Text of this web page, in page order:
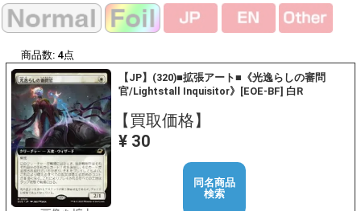
商品数: 4点
【JP】(320)■拡張アート■《光逸らしの審問
官/Lightstall Inquisitor》[EOE-BF] 白R
【買取価格】
¥ 30
同名商品
検索